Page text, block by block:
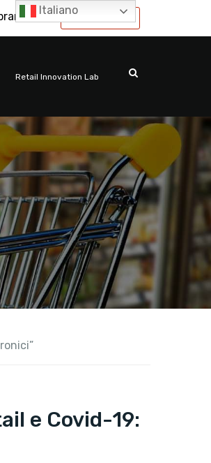
International
Retail Innovation Lab
e Covid-19:
Italiano